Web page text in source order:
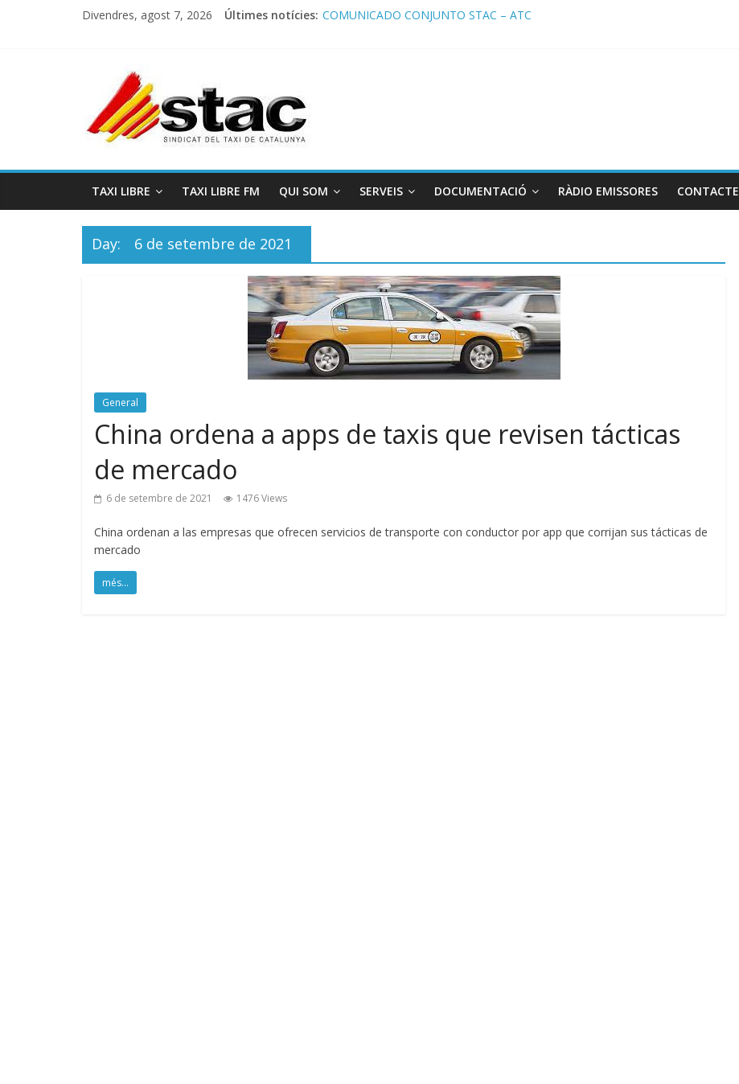
Divendres, agost 7, 2026 Últimes notícies: COMUNICADO CONJUNTO STAC – ATC
TAXI LIBRE TAXI LIBRE FM QUI SOM SERVEIS DOCUMENTACIÓ RÀDIO EMISSORES CONTACTE
Day: 6 de setembre de 2021
General
China ordena a apps de taxis que revisen tácticas
de mercado
6 de setembre de 2021 1476 Views
China ordenan a las empresas que ofrecen servicios de transporte con conductor por app que corrijan sus tácticas de
mercado
més...